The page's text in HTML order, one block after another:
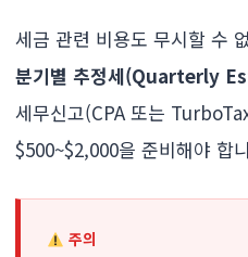
세금 관련 비용도 무시할 수
분기별 추정세(Quarterly
세무신고(CPA 또는
$500~$2,000을 준비해야 합
주의